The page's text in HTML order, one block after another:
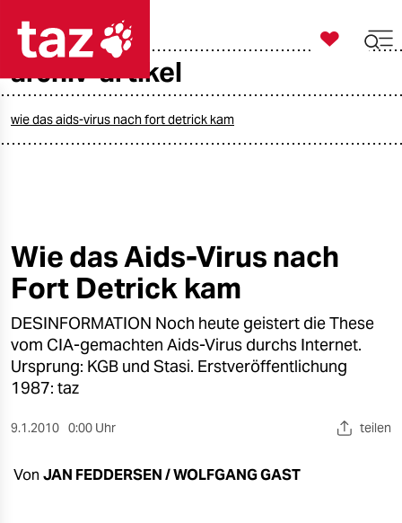
taz zahl ich
öko
gesellschaft
kultur
sport
wahrheit

taz zahl ich
archiv-artikel
wie das aids-virus nach fort detrick kam
Wie das Aids-Virus nach
Fort Detrick kam
DESINFORMATION Noch heute geistert die These
vom CIA-gemachten Aids-Virus durchs Internet.
Ursprung: KGB und Stasi. Erstveröffentlichung
1987: taz
9.1.2010 0:00 Uhr teilen
Von JAN FEDDERSEN / WOLFGANG GAST